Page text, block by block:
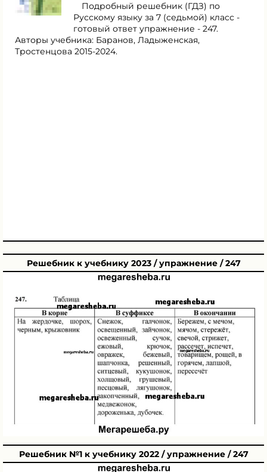
Подробный решебник (ГДЗ) по
Русскому языку за 7 (седьмой) класс -
готовый ответ упражнение - 247.
Авторы учебника: Баранов, Ладыженская,
Тростенцова 2015-2024.
Решебник к учебнику 2023 / упражнение / 247
Решебник №1 к учебнику 2022 / упражнение / 247